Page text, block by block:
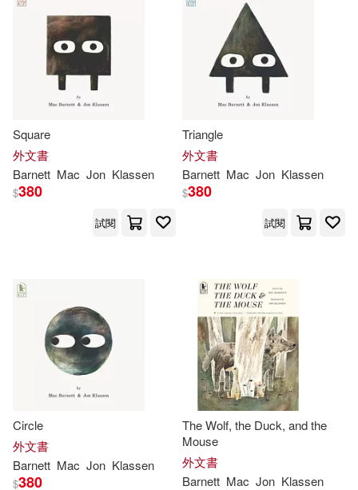
Square
外文書
Barnett Mac Jon Klassen
$380
試閱
Triangle
外文書
Barnett Mac Jon Klassen
$380
試閱
Circle
外文書
Barnett Mac Jon Klassen
$380
The Wolf, the Duck, and the
Mouse
外文書
Barnett Mac Jon Klassen